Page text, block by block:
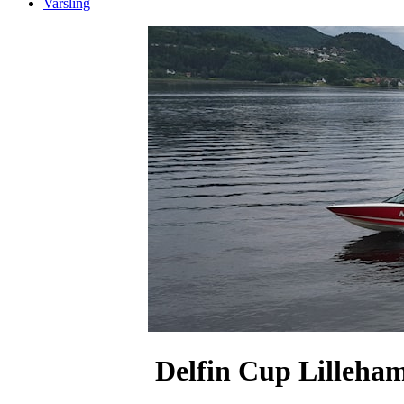
Varsling
Delfin Cup